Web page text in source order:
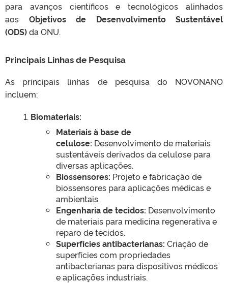
para avanços científicos e tecnológicos alinhados
aos Objetivos de Desenvolvimento Sustentável
(ODS)da ONU.
Principais Linhas de Pesquisa
As principais linhas de pesquisa do NOVONANO
incluem:
Biomateriais:
Materiais à base de
celulose: Desenvolvimento de materiais
sustentáveis derivados da celulose para
diversas aplicações.
Biossensores: Projeto e fabricação de
biossensores para aplicações médicas e
ambientais.
Engenharia de tecidos: Desenvolvimento
de materiais para medicina regenerativa e
reparo de tecidos.
Superfícies antibacterianas: Criação de
superfícies com propriedades
antibacterianas para dispositivos médicos
e aplicações industriais.